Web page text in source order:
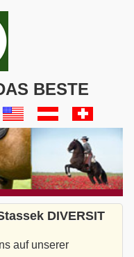
BESTE
DIVERSIT
auf unserer